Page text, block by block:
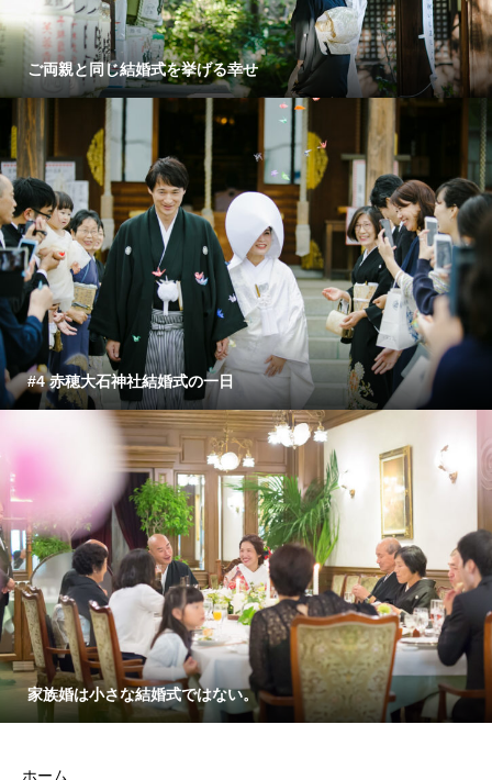
ご両親と同じ結婚式を挙げる幸せ
#4 赤穂大石神社結婚式の一日
家族婚は小さな結婚式ではない。
ホーム